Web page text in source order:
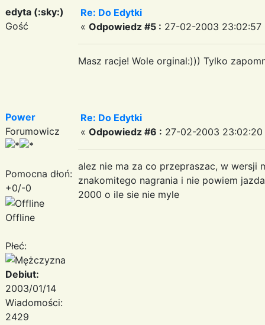
edyta (:sky:)
Gość
Re: Do Edytki
« Odpowiedz #5 : 27-02-2003 23:02:57
Masz racje! Wole orginal:))) Tylko
Power
Forumowicz
Pomocna dłoń:
+0/-0
Offline
Płeć:
Debiut:
2003/01/14
Wiadomości:
2429
Re: Do Edytki
« Odpowiedz #6 : 27-02-2003 23:02:20
alez nie ma za co przepraszac, w wersji
znakomitego nagrania i nie powiem
2000 o ile sie nie myle